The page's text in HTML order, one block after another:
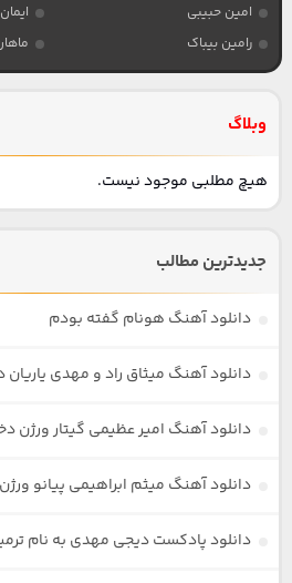
امین حبیبی
رامین بیباک
وبلاگ
هیچ مطلبی موجود نیست.
جدیدترین مطالب
دانلود آهنگ هونام گفته بودم
دانلود آهنگ میثاق راد و مهدی
دانلود آهنگ امیر عظیمی گیتار ورژن
دانلود آهنگ میثم ابراهیمی پیانو
دانلود پادکست دیجی مهدی به نام